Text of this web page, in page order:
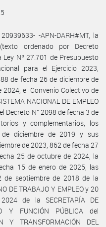
-APN-DARH#MT, la
ordenado por Decreto
Nº 27.701 de Presupuesto
para el Ejercicio 2023,
de fecha 26 de diciembre de
el Convenio Colectivo de
NACIONAL DE EMPLEO
Decreto N° 2098 de fecha 3 de
y complementarios, los
diciembre de 2019 y sus
de 2023, 862 de fecha 27
25 de octubre de 2024, la
15 de enero de 2025, las
de septiembre de 2018 de la
DE TRABAJO Y EMPLEO y 20
de la SECRETARÍA DE
Y FUNCIÓN PÚBLICA del
Y TRANSFORMACIÓN DEL